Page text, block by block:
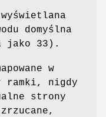
domyślna
jako 33).
w
ramki, nigdy
strony